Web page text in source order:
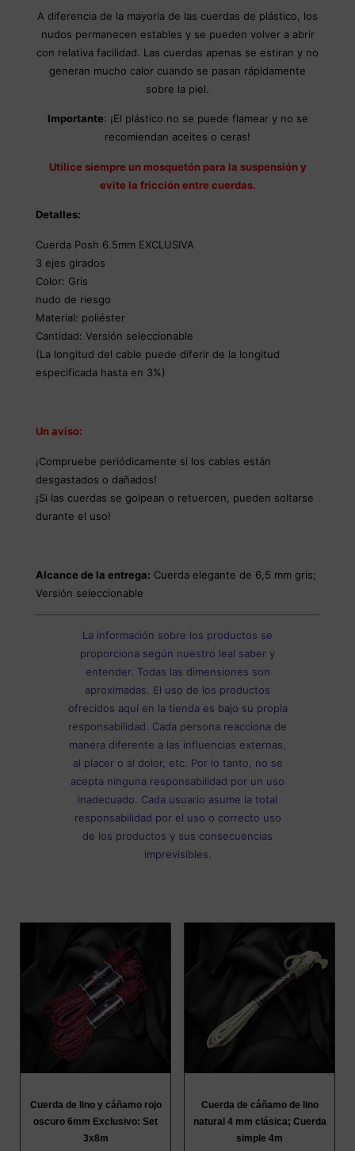
A diferencia de la mayoría de las cuerdas de plástico, los
nudos permanecen estables y se pueden volver a abrir
con relativa facilidad. Las cuerdas apenas se estiran y no
generan mucho calor cuando se pasan rápidamente
sobre la piel.
Importante: ¡El plástico no se puede flamear y no se
recomiendan aceites o ceras!
Utilice siempre un mosquetón para la suspensión y
evite la fricción entre cuerdas.
Detalles:
Cuerda Posh 6.5mm EXCLUSIVA
3 ejes girados
Color: Gris
nudo de riesgo
Material: poliéster
Cantidad: Versión seleccionable
(La longitud del cable puede diferir de la longitud
especificada hasta en 3%)
Un aviso:
¡Compruebe periódicamente si los cables están
desgastados o dañados!
¡Si las cuerdas se golpean o retuercen, pueden soltarse
durante el uso!
Alcance de la entrega: Cuerda elegante de 6,5 mm gris;
Versión seleccionable
La información sobre los productos se
proporciona según nuestro leal saber y
entender. Todas las dimensiones son
aproximadas. El uso de los productos
ofrecidos aquí en la tienda es bajo su propia
responsabilidad. Cada persona reacciona de
manera diferente a las influencias externas,
al placer o al dolor, etc. Por lo tanto, no se
acepta ninguna responsabilidad por un uso
inadecuado. Cada usuario asume la total
responsabilidad por el uso o correcto uso
de los productos y sus consecuencias
imprevisibles.
Cuerda de lino y cáñamo rojo
oscuro 6mm Exclusivo: Set
3x8m
Cuerda de cáñamo de lino
natural 4 mm clásica; Cuerda
simple 4m